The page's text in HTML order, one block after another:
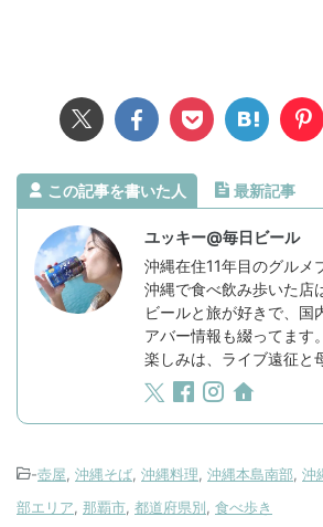
この記事を書いた人 最新記事
ユッキー@毎日ビール
沖縄在住11年目のグルメ
沖縄で食べ飲み歩いた店
ビールと旅が好きで、国
アバー情報も綴ってます。
楽しみは、ライブ遠征と
-壺屋, 沖縄そば, 沖縄料理, 沖縄本島南部, 沖
部エリア, 那覇市, 都道府県別, 食べ歩き